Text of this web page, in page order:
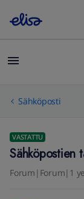
Sähköposti
VASTATTU
Sähköpostien
Forum|Forum|1